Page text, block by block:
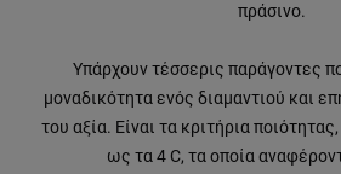
πράσινο.
Υπάρχουν τέσσερις παράγοντες
μοναδικότητα ενός διαμαντιού και
του αξία. Είναι τα κριτήρια
ως τα 4 C, τα οποία